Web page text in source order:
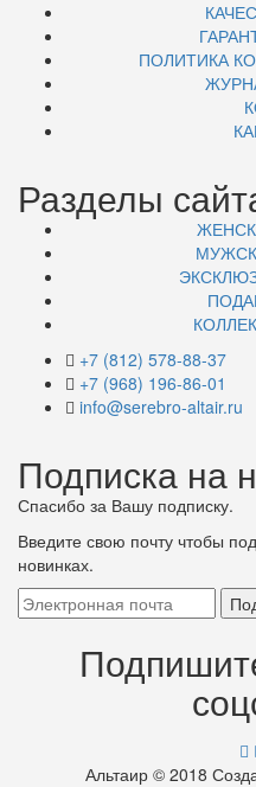
ПОЛИТИКА
Разделы
+7 (812) 578-88-37
+7 (968) 196-86-01
info@serebro-altair.ru
Подписка на
Спасибо за Вашу подписку.
Введите свою почту чтобы
новинках.
Альтаир © 2018